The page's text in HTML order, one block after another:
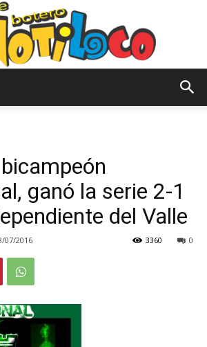
Notiloco
de
ganó la serie 2-1
del Valle
07/2016 0
3360